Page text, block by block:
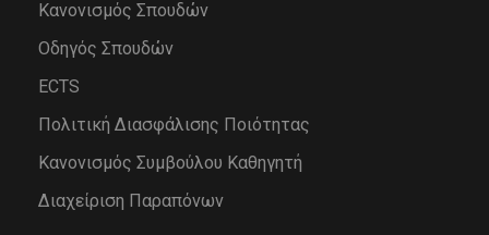
Κανονισμός Σπουδών
Οδηγός Σπουδών
ECTS
Πολιτική Διασφάλισης Ποιότητας
Κανονισμός Συμβούλου Καθηγητή
Διαχείριση Παραπόνων